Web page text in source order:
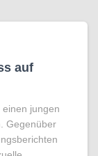
auf
jungen
Gegenüber